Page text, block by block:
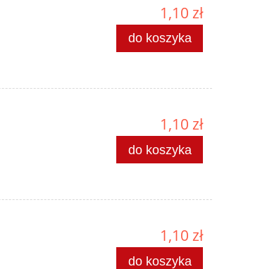
1,10 zł
do koszyka
1,10 zł
do koszyka
1,10 zł
do koszyka